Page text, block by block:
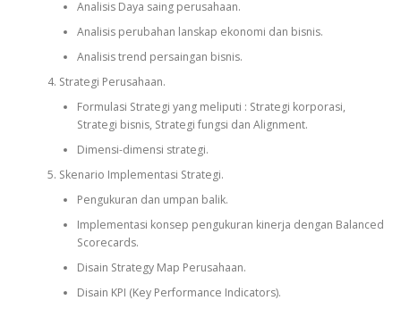
Analisis Daya saing perusahaan.
Analisis perubahan lanskap ekonomi dan bisnis.
Analisis trend persaingan bisnis.
Strategi Perusahaan.
Formulasi Strategi yang meliputi : Strategi korporasi,
Strategi bisnis, Strategi fungsi dan Alignment.
Dimensi-dimensi strategi.
Skenario Implementasi Strategi.
Pengukuran dan umpan balik.
Implementasi konsep pengukuran kinerja dengan Balanced
Scorecards.
Disain Strategy Map Perusahaan.
Disain KPI (Key Performance Indicators).